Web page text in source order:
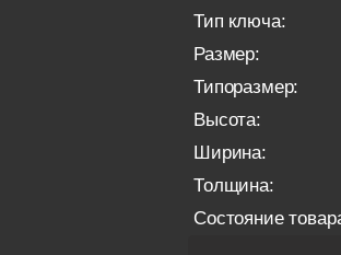
Тип ключа:
Размер:
Типоразмер:
Высота:
Ширина:
Толщина:
Состояние